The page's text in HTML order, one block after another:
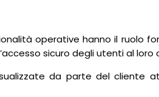
operative hanno il ruolo
sicuro degli utenti al
da parte del cliente